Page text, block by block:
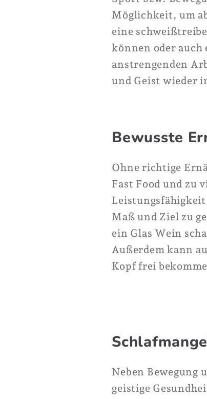
Möglichkeit, um
eine
können oder auch
anstrengenden
und Geist wieder
Bewusste
Ohne richtige
Fast Food und zu
Maß und Ziel zu
ein Glas Wein
Außerdem kann
Kopf frei
Neben Bewegung
geistige